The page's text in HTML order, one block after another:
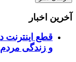
آخرین اخبار
قطع اینترنت
و زندگی مردم